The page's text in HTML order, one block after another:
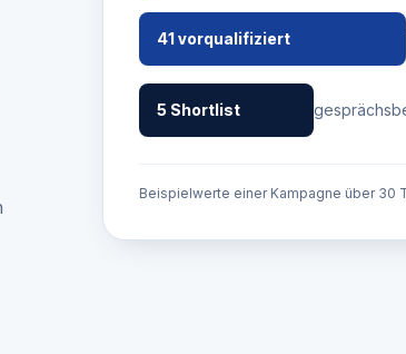
41 vorqualifiziert
5 Shortlist
Beispielwerte einer Kampagne über 30